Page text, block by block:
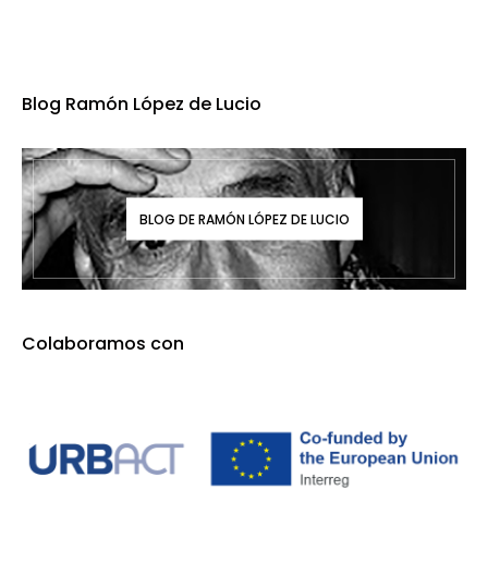
Blog Ramón López de Lucio
BLOG DE RAMÓN LÓPEZ DE LUCIO
Colaboramos con